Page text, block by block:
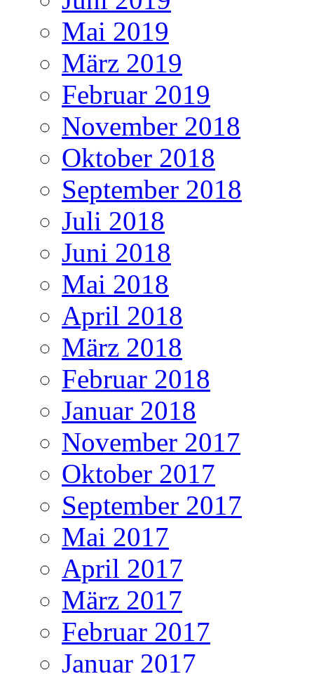
Mai 2019
März 2019
Februar 2019
November 2018
Oktober 2018
September 2018
Juli 2018
Juni 2018
Mai 2018
April 2018
März 2018
Februar 2018
Januar 2018
November 2017
Oktober 2017
September 2017
Mai 2017
April 2017
März 2017
Februar 2017
Januar 2017